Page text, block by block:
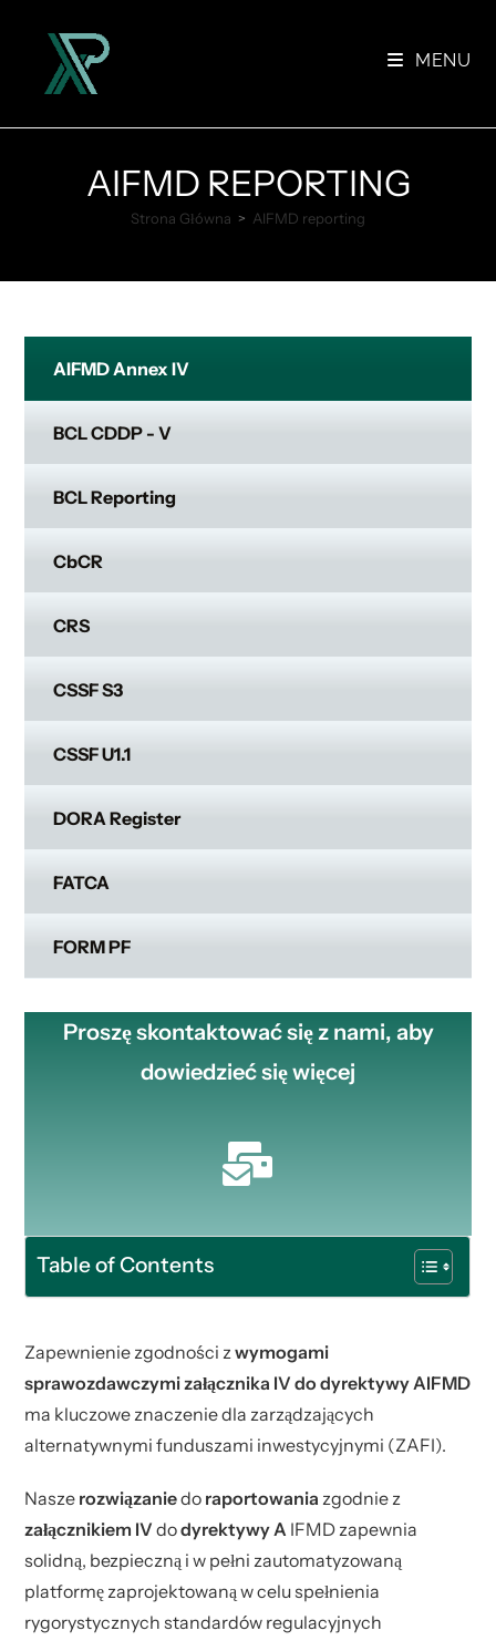
MENU
AIFMD REPORTING
Strona Główna > AIFMD reporting
AIFMD Annex IV
BCL CDDP - V
BCL Reporting
CbCR
CRS
CSSF S3
CSSF U1.1
DORA Register
FATCA
FORM PF
Proszę skontaktować się z nami, aby
dowiedzieć się więcej
Table of Contents
Zapewnienie zgodności zwymogami
sprawozdawczymi załącznika IV do dyrektywy AIFMD
ma kluczowe znaczenie dla zarządzających
alternatywnymi funduszami inwestycyjnymi (ZAFI).
Nasze rozwiązaniedo raportowania zgodnie z
załącznikiem IV dodyrektywy A IFMD zapewnia
solidną, bezpieczną i w pełni zautomatyzowaną
platformę zaprojektowaną w celu spełnienia
rygorystycznych standardów regulacyjnych